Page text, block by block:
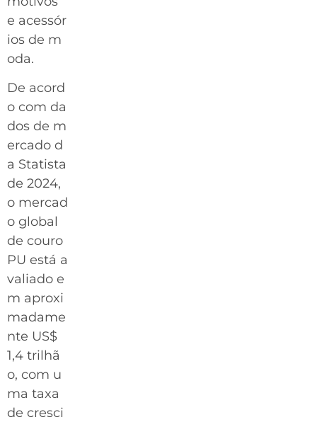
e acessór
ios de m
oda.
De acord
o com da
dos de m
ercado d
a Statista
de 2024,
o mercad
o global
de couro
PU está a
valiado e
m aproxi
madame
nte US$
1,4 trilhã
o, com u
ma taxa
de cresci